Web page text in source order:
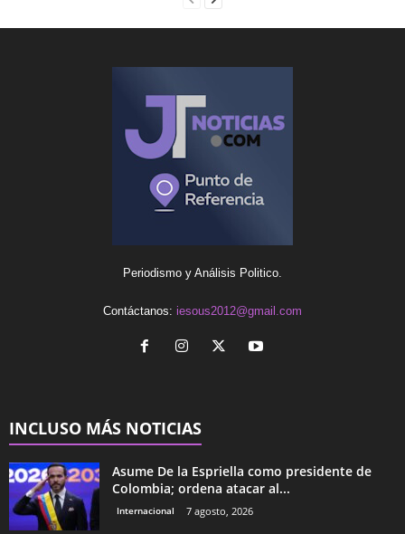
Periodismo y Análisis Politico.
Contáctanos: iesous2012@gmail.com
INCLUSO MÁS NOTICIAS
Asume De la Espriella como presidente de
Colombia; ordena atacar al...
Internacional 7 agosto, 2026